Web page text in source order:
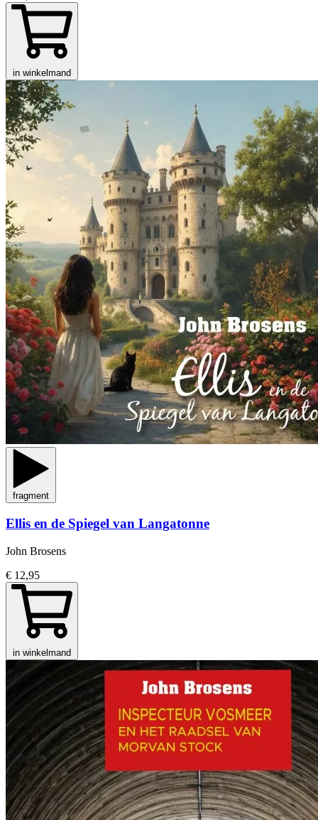
in winkelmand
fragment
Ellis en de Spiegel van Langatonne
John Brosens
€ 12,95
in winkelmand